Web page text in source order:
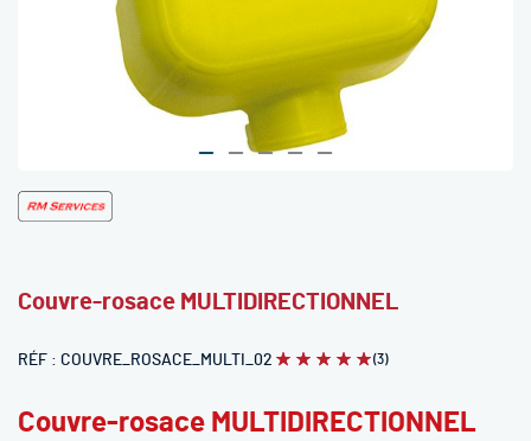
Couvre-rosace MULTIDIRECTIONNEL
RÉF COUVRE_ROSACE_MULTI_02 Évaluation: (3)
Couvre-rosace MULTIDIRECTIONNEL
Skip
of
images